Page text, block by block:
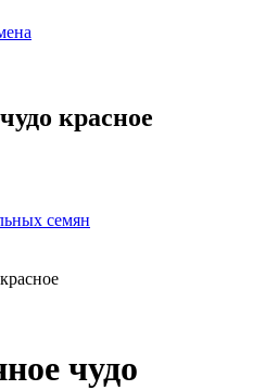
красное
семян
чудо